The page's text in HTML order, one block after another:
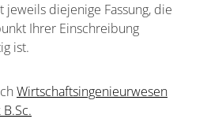
jeweils diejenige Fassung, die
Ihrer Einschreibung
ist.
Wirtschaftsingenieurwesen